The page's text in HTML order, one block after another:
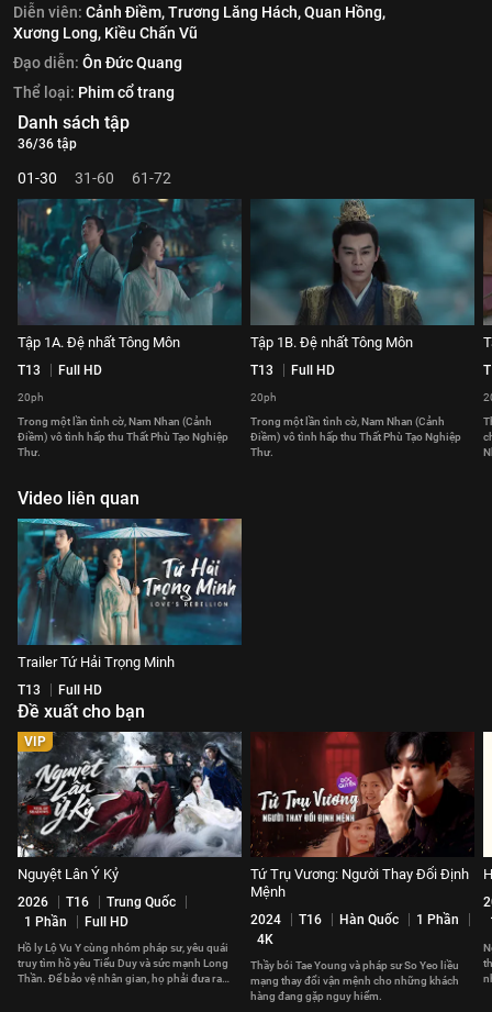
Diễn viên: Cảnh Điềm,Trương Lăng Hách,Quan Hồng,
Xương Long, Kiều Chấn Vũ
Đạo diễn: Ôn Đức Quang
Thể loại: Phim cổ trang
Danh sách tập
36/36 tập
01-30 31-60 61-72
Tập 1A. Đệ nhất Tông Môn
T13 Full HD
20ph
Trong một lần tình cờ, Nam Nhan (Cảnh
Điềm) vô tình hấp thu Thất Phù Tạo Nghiệp
Thư.
Tập 1B. Đệ nhất Tông Môn
T13 Full HD
20ph
Trong một lần tình cờ, Nam Nhan (Cảnh
Điềm) vô tình hấp thu Thất Phù Tạo Nghiệp
Thư.
Video liên quan
Trailer Tứ Hải Trọng Minh
T13 Full HD
Đề xuất cho bạn
VIP
Nguyệt Lân Ỷ Kỷ
2026 T16
Trung Quốc
1 Phần
Full HD
Hồ ly Lộ Vu Y cùng nhóm pháp sư, yêu quái
truy tìm hồ yêu Tiểu Duy và sức mạnh Long
Thần. Để bảo vệ nhân gian, họ phải đưa ra
Tứ Trụ Vương: Người Thay Đổi Định
Mệnh
2024 T16 Hàn Quốc
1 Phần
4K
Thầy bói Tae Young và pháp sư So Yeo liều
mạng thay đổi vận mệnh cho những khách
hàng đang gặp nguy hiểm.